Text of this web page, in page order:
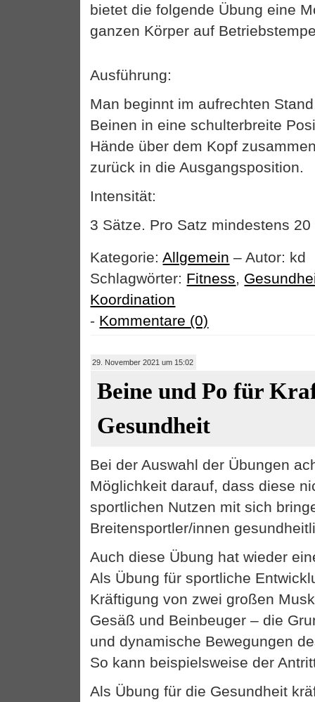
bietet die folgende Übung eine
ganzen Körper auf
Ausführung:
Man beginnt im aufrechten
Beinen in eine schulterbreite
Hände über dem Kopf
zurück in die Ausgangsposition.
Intensität:
3 Sätze. Pro Satz mindestens 20
Kategorie:Allgemein – Autor: kd
Schlagwörter: Fitness,
Koordination
- Kommentare (0)
29. November 2021 um 15:02
Beine und Po für
Gesundheit
Bei der Auswahl der Übungen
Möglichkeit darauf, dass diese
sportlichen Nutzen mit sich
Breitensportler/innen
Auch diese Übung hat wieder
Als Übung für sportliche
Kräftigung von zwei großen
Gesäß und Beinbeuger – die
und dynamische Bewegungen
So kann beispielsweise der
Als Übung für die Gesundheit